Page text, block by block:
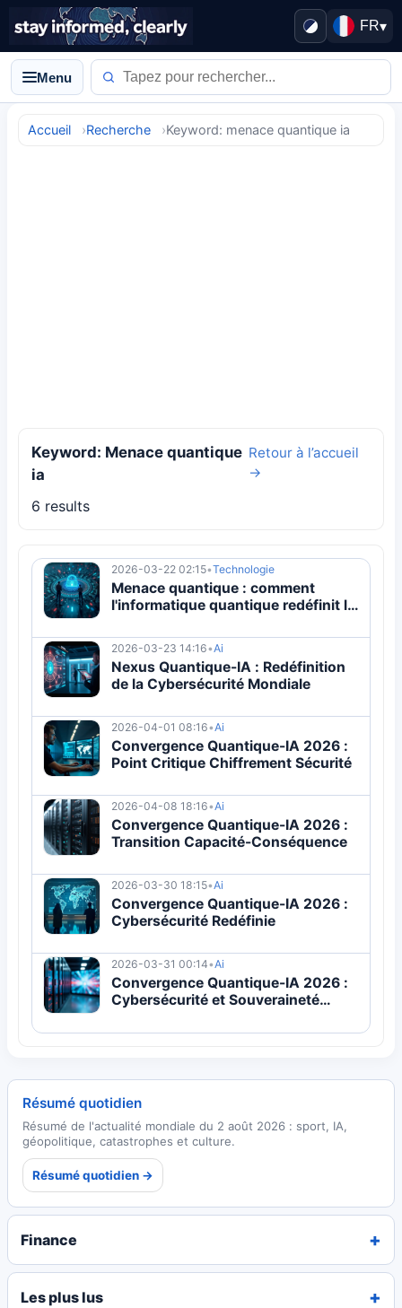
FR▾
Menu
Accueil Recherche Keyword: menace quantique ia
Keyword: Menace quantique
ia
Retour à l’accueil
→
6 results
2026-03-22 02:15•Technologie
Menace quantique : comment
l'informatique quantique redéfinit la
2026-03-23 14:16•Ai
Nexus Quantique-IA : Redéfinition
de la Cybersécurité Mondiale
2026-04-01 08:16•Ai
Convergence Quantique-IA 2026 :
Point Critique Chiffrement Sécurité
2026-04-08 18:16•Ai
Convergence Quantique-IA 2026 :
Transition Capacité-Conséquence
2026-03-30 18:15•Ai
Convergence Quantique-IA 2026 :
Cybersécurité Redéfinie
2026-03-31 00:14•Ai
Convergence Quantique-IA 2026 :
Cybersécurité et Souveraineté
Résumé quotidien
Résumé de l'actualité mondiale du 2 août 2026 : sport, IA,
géopolitique, catastrophes et culture.
Résumé quotidien →
Finance
Les plus lus